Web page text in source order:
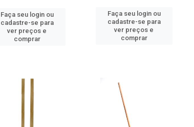
Faça seu login ou
cadastre-se para
ver preços e
comprar
Faça seu login ou
cadastre-se para
ver preços e
comprar